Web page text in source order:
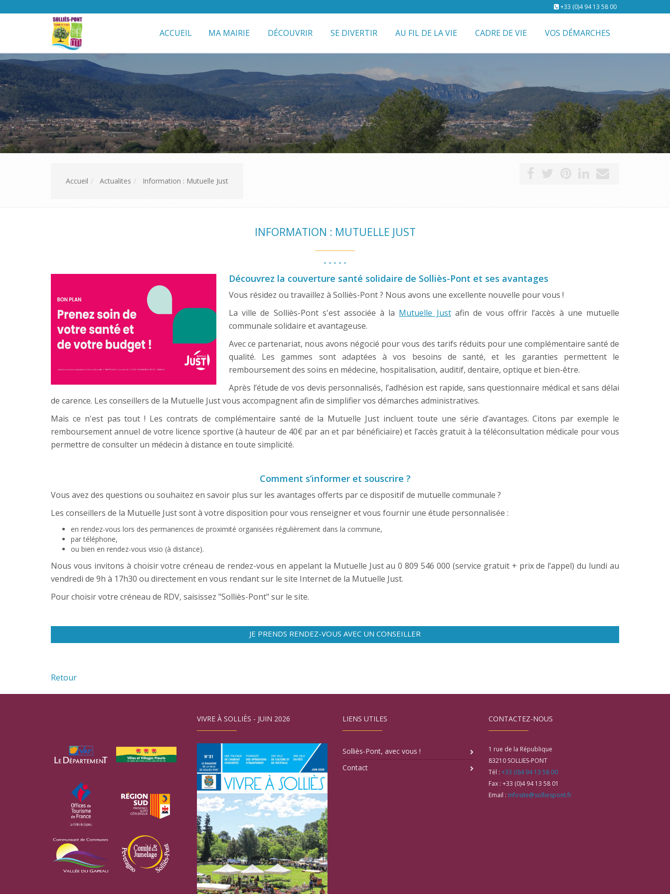
+33 (0)4 94 13 58 00
ACCUEIL MA MAIRIE DÉCOUVRIR SE DIVERTIR AU FIL DE LA VIE CADRE DE VIE VOS DÉMARCHES
Accueil Actualites Information : Mutuelle Just
INFORMATION : MUTUELLE JUST
- - - - -
Découvrez la couverture santé solidaire de Solliès-Pont et ses avantages
Vous résidez ou travaillez à Solliès-Pont ? Nous avons une excellente nouvelle pour vous !
La ville de Solliès-Pont s'est associée à la Mutuelle Justafin de vous offrir l’accès à une mutuelle
communale solidaire et avantageuse.
Avec ce partenariat, nous avons négocié pour vous des tarifs réduits pour une complémentaire santé de
qualité. Les gammes sont adaptées à vos besoins de santé, et les garanties permettent le
remboursement des soins en médecine, hospitalisation, auditif, dentaire, optique et bien-être.
Après l’étude de vos devis personnalisés, l’adhésion est rapide, sans questionnaire médical et sans délai
de carence. Les conseillers de la Mutuelle Just vous accompagnent afin de simplifier vos démarches administratives.
Mais ce n'est pas tout ! Les contrats de complémentaire santé de la Mutuelle Just incluent toute une série d’avantages. Citons par exemple le
remboursement annuel de votre licence sportive (à hauteur de 40€ par an et par bénéficiaire) et l’accès gratuit à la téléconsultation médicale pour vous
permettre de consulter un médecin à distance en toute simplicité.
Comment s’informer et souscrire ?
Vous avez des questions ou souhaitez en savoir plus sur les avantages offerts par ce dispositif de mutuelle communale ?
Les conseillers de la Mutuelle Just sont à votre disposition pour vous renseigner et vous fournir une étude personnalisée :
en rendez-vous lors des permanences de proximité organisées régulièrement dans la commune,
par téléphone,
ou bien en rendez-vous visio (à distance).
Nous vous invitons à choisir votre créneau de rendez-vous en appelant la Mutuelle Just au 0 809 546 000 (service gratuit + prix de l’appel) du lundi au
vendredi de 9h à 17h30 ou directement en vous rendant sur le site Internet de la Mutuelle Just.
Pour choisir votre créneau de RDV, saisissez "Solliès-Pont" sur le site.
JE PRENDS RENDEZ-VOUS AVEC UN CONSEILLER
Retour
VIVRE À SOLLIÈS - JUIN 2026 LIENS UTILES
Solliès-Pont, avec vous !
Contact
CONTACTEZ-NOUS
1 rue de la République
83210 SOLLIES-PONT
Tél : +33 (0)4 94 13 58 00
Fax : +33 (0)4 94 13 58 01
Email : infosite@solliespont.fr